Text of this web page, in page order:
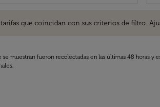
que coincidan con sus criterios de filtro.
se muestran fueron recolectadas en las últimas 48 horas